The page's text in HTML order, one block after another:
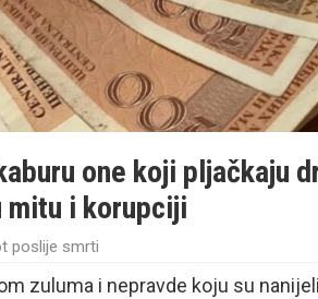
one koji pljačkaju
mitu i korupciji
poslije smrti
zuluma i nepravde koju su